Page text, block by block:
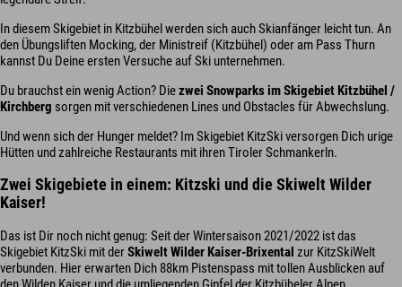
In diesem Skigebiet in Kitzbühel werden sich auch Skianfänger leicht tun. An
den Übungsliften Mocking, der Ministreif (Kitzbühel) oder am Pass Thurn
kannst Du Deine ersten Versuche auf Ski unternehmen.
Du brauchst ein wenig Action? Diezwei Snowparks im Skigebiet Kitzbühel /
Kirchberg sorgen mit verschiedenen Lines und Obstacles für Abwechslung.
Und wenn sich der Hunger meldet? Im Skigebiet KitzSki versorgen Dich urige
Hütten und zahlreiche Restaurants mit ihren Tiroler Schmankerln.
Zwei Skigebiete in einem: Kitzski und die Skiwelt Wilder
Kaiser!
Das ist Dir noch nicht genug: Seit der Wintersaison 2021/2022 ist das
Skigebiet KitzSki mit derSkiwelt Wilder Kaiser-Brixental zur KitzSkiWelt
verbunden. Hier erwarten Dich 88km Pistenspass mit tollen Ausblicken auf